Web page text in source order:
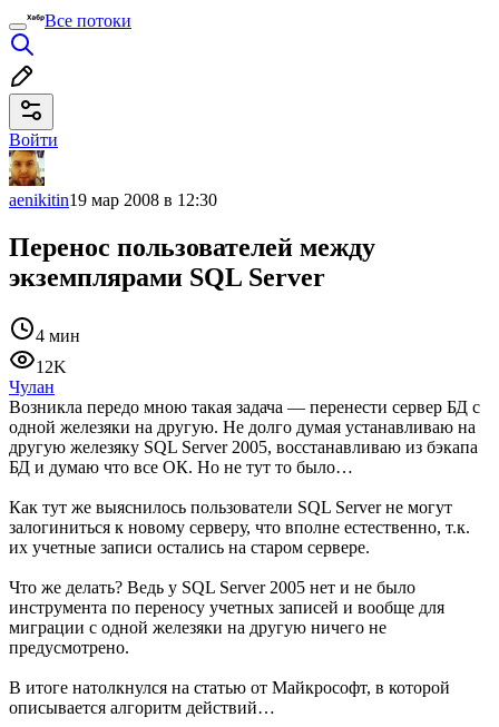
Все потоки
Войти
aenikitin19 мар 2008 в 12:30
Перенос пользователей между
экземплярами SQL Server
4 мин
12K
Чулан
Возникла передо мною такая задача — перенести сервер БД с
одной железяки на другую. Не долго думая устанавливаю на
другую железяку SQL Server 2005, восстанавливаю из бэкапа
БД и думаю что все ОК. Но не тут то было…
Как тут же выяснилось пользователи SQL Server не могут
залогиниться к новому серверу, что вполне естественно, т.к.
их учетные записи остались на старом сервере.
Что же делать? Ведь у SQL Server 2005 нет и не было
инструмента по переносу учетных записей и вообще для
миграции с одной железяки на другую ничего не
предусмотрено.
В итоге натолкнулся на статью от Майкрософт, в которой
описывается алгоритм действий…